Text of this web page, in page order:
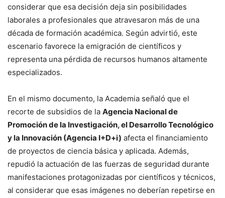
considerar que esa decisión deja sin posibilidades
laborales a profesionales que atravesaron más de una
década de formación académica. Según advirtió, este
escenario favorece la emigración de científicos y
representa una pérdida de recursos humanos altamente
especializados.
En el mismo documento, la Academia señaló que el
recorte de subsidios de la Agencia Nacional de
Promoción de la Investigación, el Desarrollo Tecnológico
y la Innovación (Agencia I+D+i) afecta el financiamiento
de proyectos de ciencia básica y aplicada. Además,
repudió la actuación de las fuerzas de seguridad durante
manifestaciones protagonizadas por científicos y técnicos,
al considerar que esas imágenes no deberían repetirse en